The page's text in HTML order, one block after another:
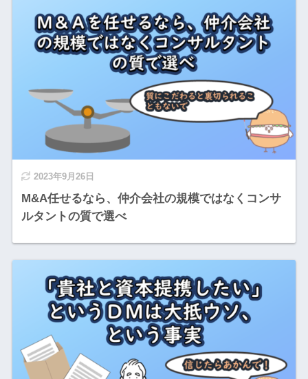
2023年9月26日
M&A任せるなら、仲介会社の規模ではなくコンサ
ルタントの質で選べ